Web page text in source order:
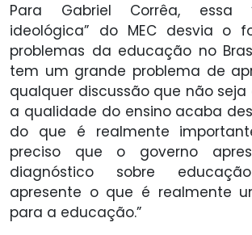
Para Gabriel Corrêa, essa
ideológica” do MEC desvia o
problemas da educação no
tem um grande problema de
qualquer discussão que não
a qualidade do ensino acaba
do que é realmente
preciso que o governo
diagnóstico sobre
apresente o que é realmente
para a educação.”